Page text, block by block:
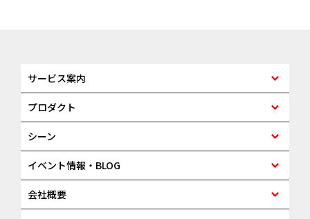
サービス案内
プロダクト
シーン
イベント情報・BLOG
会社概要